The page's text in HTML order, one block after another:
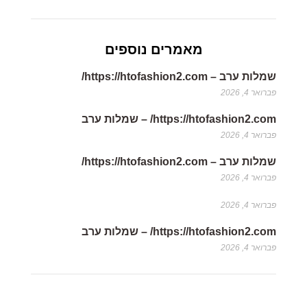
מאמרים נוספים
שמלות ערב – https://htofashion2.com/
פברואר 4, 2026
https://htofashion2.com/ – שמלות ערב
פברואר 4, 2026
שמלות ערב – https://htofashion2.com/
פברואר 4, 2026
פברואר 4, 2026
https://htofashion2.com/ – שמלות ערב
פברואר 4, 2026